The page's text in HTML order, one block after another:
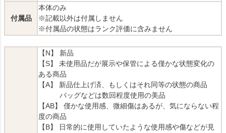
付属品
本体のみ
※記載以外は付属しません
※付属品の状態はランク評価に含みません
【N】 新品
【S】 未使用品だが展示や保管による僅かな状態変化の
ある商品
【A】 新品仕上げ済、もしくはそれ同等の状態の商品
バッグなどは数回程度使用の美品
【AB】 僅かな使用感、微細傷はあるが、気にならない程
度の商品
【B】 日常的に使用していたような使用感や傷などが見